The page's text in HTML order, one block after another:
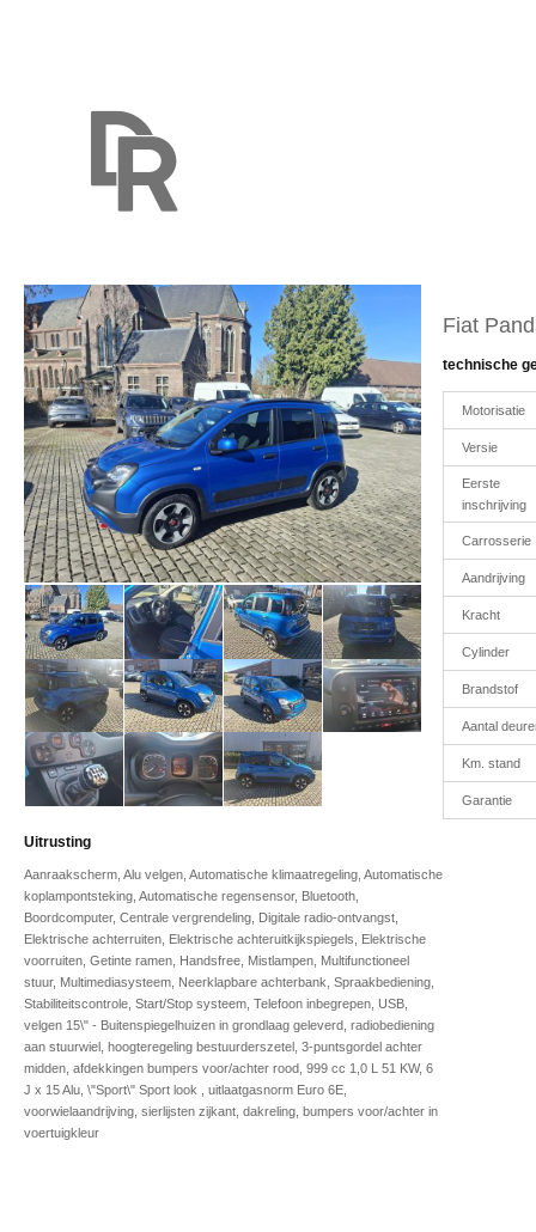
Uitrusting
Aanraakscherm, Alu velgen, Automatische klimaatregeling, Automatische
koplampontsteking, Automatische regensensor, Bluetooth,
Boordcomputer, Centrale vergrendeling, Digitale radio-ontvangst,
Elektrische achterruiten, Elektrische achteruitkijkspiegels, Elektrische
voorruiten, Getinte ramen, Handsfree, Mistlampen, Multifunctioneel
stuur, Multimediasysteem, Neerklapbare achterbank, Spraakbediening,
Stabiliteitscontrole, Start/Stop systeem, Telefoon inbegrepen, USB,
velgen 15\" - Buitenspiegelhuizen in grondlaag geleverd, radiobediening
aan stuurwiel, hoogteregeling bestuurderszetel, 3-puntsgordel achter
midden, afdekkingen bumpers voor/achter rood, 999 cc 1,0 L 51 KW, 6
J x 15 Alu, \"Sport\" Sport look , uitlaatgasnorm Euro 6E,
voorwielaandrijving, sierlijsten zijkant, dakreling, bumpers voor/achter in
voertuigkleur
Fiat
technische
Motorisatie
Versie
Eerste
inschrijving
Carrosserie
Aandrijving
Kracht
Cylinder
Brandstof
Aantal
Km. stand
Garantie